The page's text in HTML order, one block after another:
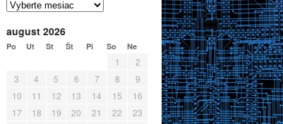
august 2026
Po Ut St Št Pi So Ne
1
2
3
4 5 6 7 8
9
10
11 12 13 14 15
16
17
18 19 20 21 22
23